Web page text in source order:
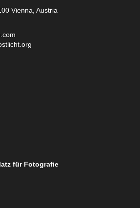
Vienna, Austria
für Fotografie